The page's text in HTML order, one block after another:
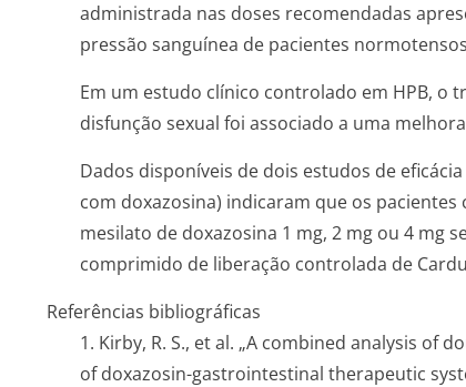
administrada nas doses recomendadas
pressão sanguínea de pacientes
Em um estudo clínico controlado em HPB, o
disfunção sexual foi associado a uma
Dados disponíveis de dois estudos de
com doxazosina) indicaram que os
mesilato de doxazosina 1 mg, 2 mg ou 4 mg
comprimido de liberação controlada de
Referências bibliográficas
1. Kirby, R. S., et al. „A combined analysis of
of doxazosin-gastrointestinal therapeutic